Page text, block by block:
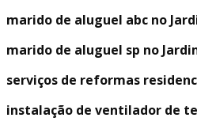
marido de aluguel abc no
marido de aluguel sp no
serviços de reformas
instalação de ventilador de